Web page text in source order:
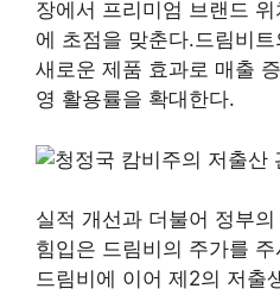
장에서 프리미엄 브랜드
에 초점을 맞춘다.드림비
새로운 제품 효과로 매출
영 활용률을 확대한다.
실적 개선과 더불어 정부
힘입은 드림비의 주가를
드림비에 이어 제2의 저출